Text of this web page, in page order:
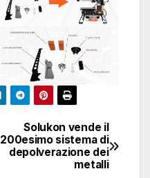
Solukon vende il
200esimo sistema di
depolverazione dei
metalli